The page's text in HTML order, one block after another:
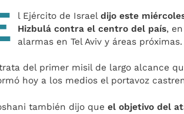
l Ejército de Israeldijo este
Hizbulá contra el centro del país,
alarmas en Tel Aviv y áreas próximas.
del primer misil de largo alcance
hoy a los medios el portavoz
también dijo queel objetivo del